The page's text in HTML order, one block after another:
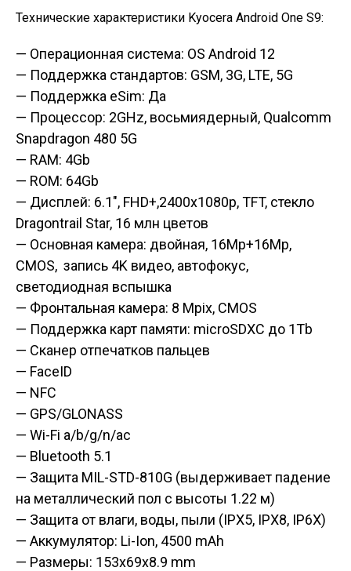
Технические характеристики Kyocera Android One S9:
— Операционная система: OS Android 12
— Поддержка стандартов: GSM, 3G, LTE, 5G
— Поддержка eSim: Да
— Процессор: 2GHz, восьмиядерный, Qualcomm
Snapdragon 480 5G
— RAM: 4Gb
— ROM: 64Gb
— Дисплей: 6.1″, FHD+,2400x1080p, TFT, стекло
Dragontrail Star, 16 млн цветов
— Основная камера: двойная, 16Mp+16Mp,
CMOS, запись 4K видео, автофокус,
светодиодная вспышка
— Фронтальная камера: 8 Mpix, CMOS
— Поддержка карт памяти: microSDXC до 1Tb
— Сканер отпечатков пальцев
— FaceID
— NFC
— GPS/GLONASS
— Wi-Fi a/b/g/n/ac
— Bluetooth 5.1
— Защита MIL-STD-810G (выдерживает падение
на металлический пол с высоты 1.22 м)
— Защита от влаги, воды, пыли (IPX5, IPX8, IP6X)
— Аккумулятор: Li-Ion, 4500 mAh
— Размеры: 153x69x8.9 mm